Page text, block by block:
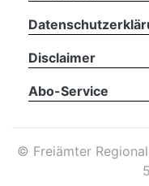
Disclaimer
Abo-Service
© Freiämter